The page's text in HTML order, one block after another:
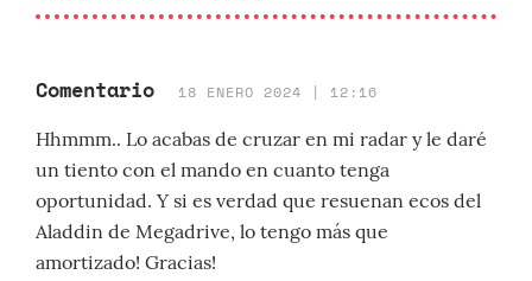
Comentario 18 ENERO 2024 | 12:16
Hhmmm.. Lo acabas de cruzar en mi radar y le daré
un tiento con el mando en cuanto tenga
oportunidad. Y si es verdad que resuenan ecos del
Aladdin de Megadrive, lo tengo más que
amortizado! Gracias!